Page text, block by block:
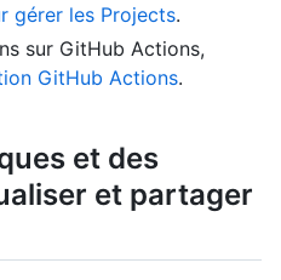
gérer les Projects.
sur GitHub Actions,
GitHub Actions.
et des
et partager